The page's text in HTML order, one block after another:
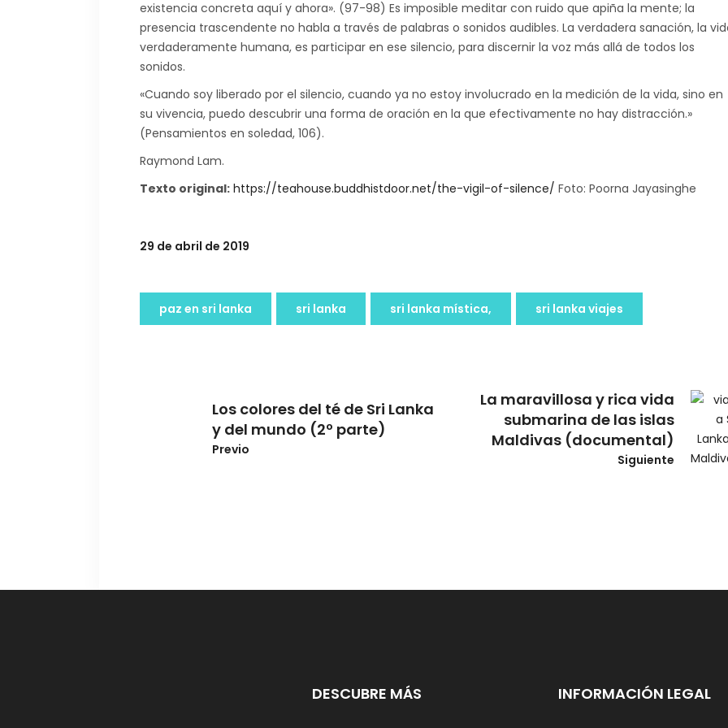
existencia concreta aquí y ahora». (97-98) Es imposible meditar con ruido que apiña la mente; la
presencia trascendente no habla a través de palabras o sonidos audibles. La verdadera sanación, la
verdaderamente humana, es participar en ese silencio, para discernir la voz más allá de todos los
sonidos.
«Cuando soy liberado por el silencio, cuando ya no estoy involucrado en la medición de la vida, sino en
su vivencia, puedo descubrir una forma de oración en la que efectivamente no hay distracción.»
(Pensamientos en soledad, 106).
Raymond Lam.
Texto original: https://teahouse.buddhistdoor.net/the-vigil-of-silence/ Foto: Poorna Jayasinghe
29 de abril de 2019
paz en sri lanka sri lanka sri lanka mística, sri lanka viajes
Los colores del té de Sri Lanka
y del mundo (2º parte)
Previo
La maravillosa y rica vida
submarina de las islas
Maldivas (documental)
Siguiente
DESCUBRE MÁS INFORMACIÓN LEGAL